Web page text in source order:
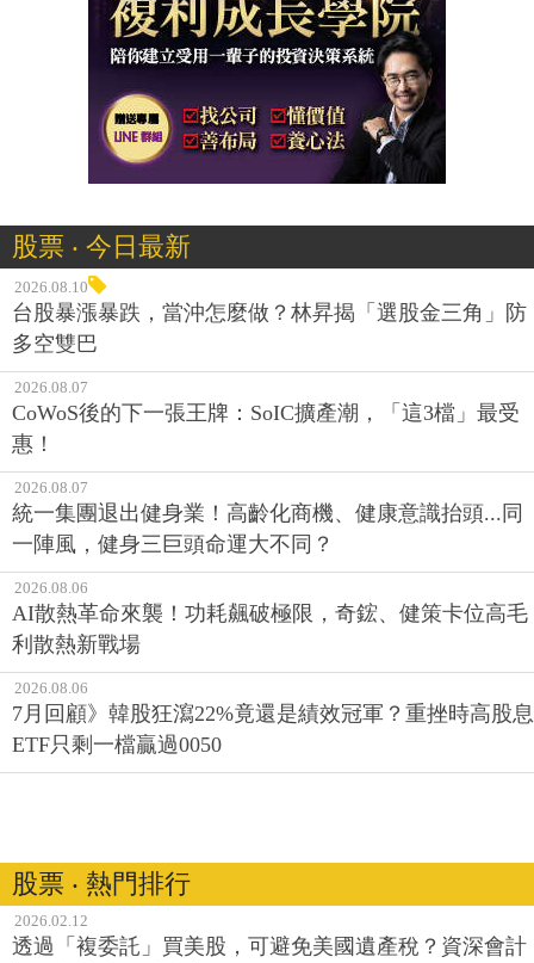
股票 ‧ 今日最新
2026.08.10
台股暴漲暴跌，當沖怎麼做？林昇揭「選股金三角」防
多空雙巴
2026.08.07
CoWoS後的下一張王牌：SoIC擴產潮，「這3檔」最受
惠！
2026.08.07
統一集團退出健身業！高齡化商機、健康意識抬頭...同
一陣風，健身三巨頭命運大不同？
2026.08.06
AI散熱革命來襲！功耗飆破極限，奇鋐、健策卡位高毛
利散熱新戰場
2026.08.06
7月回顧》韓股狂瀉22%竟還是績效冠軍？重挫時高股息
ETF只剩一檔贏過0050
股票 ‧ 熱門排行
2026.02.12
透過「複委託」買美股，可避免美國遺產稅？資深會計